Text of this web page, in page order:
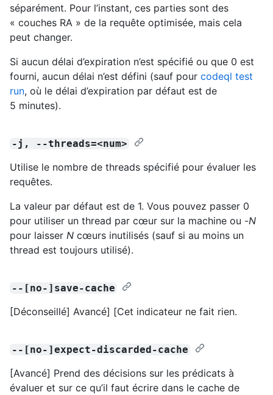
séparément. Pour l’instant, ces parties sont des
« couches RA » de la requête optimisée, mais cela
peut changer.
Si aucun délai d’expiration n’est spécifié ou que 0 est
fourni, aucun délai n’est défini (sauf pour codeql test
run, où le délai d’expiration par défaut est de
5 minutes).
-j, --threads=<num>
Utilise le nombre de threads spécifié pour évaluer les
requêtes.
La valeur par défaut est de 1. Vous pouvez passer 0
pour utiliser un thread par cœur sur la machine ou -N
pour laisser N cœurs inutilisés (sauf si au moins un
thread est toujours utilisé).
--[no-]save-cache
[Déconseillé] Avancé] [Cet indicateur ne fait rien.
--[no-]expect-discarded-cache
[Avancé] Prend des décisions sur les prédicats à
évaluer et sur ce qu’il faut écrire dans le cache de